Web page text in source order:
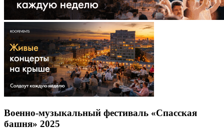
Военно-музыкальный фестиваль «Спасская
башня» 2025